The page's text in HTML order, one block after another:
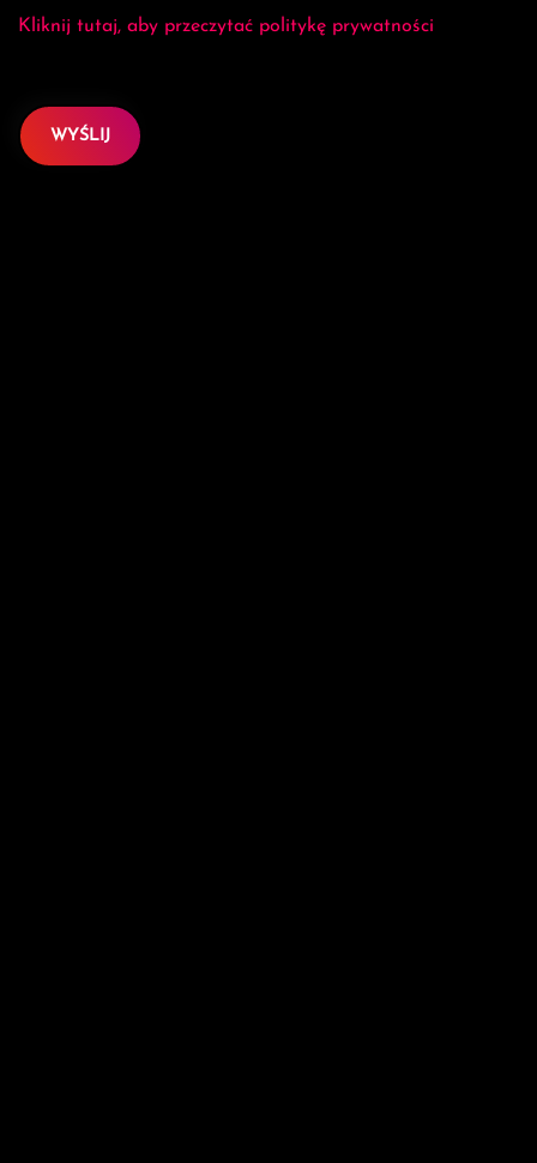
Kliknij tutaj, aby przeczytać politykę prywatności